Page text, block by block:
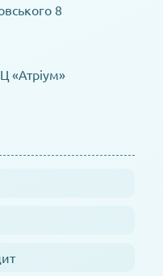
8
«Атріум»